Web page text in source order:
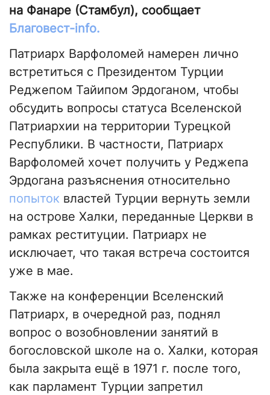
на Фанаре (Стамбул), сообщает
Благовест-info.
Патриарх Варфоломей намерен лично
встретиться с Президентом Турции
Реджепом Тайипом Эрдоганом, чтобы
обсудить вопросы статуса Вселенской
Патриархии на территории Турецкой
Республики. В частности, Патриарх
Варфоломей хочет получить у Реджепа
Эрдогана разъяснения относительно
попыток властей Турции вернуть земли
на острове Халки, переданные Церкви в
рамках реституции. Патриарх не
исключает, что такая встреча состоится
уже в мае.
Также на конференции Вселенский
Патриарх, в очередной раз, поднял
вопрос о возобновлении занятий в
богословской школе на о. Халки, которая
была закрыта ещё в 1971 г. после того,
как парламент Турции запретил